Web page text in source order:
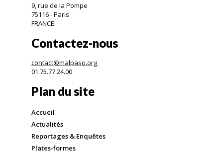
9, rue de la Pompe
75116 - Paris
FRANCE
Contactez-nous
contact@malpaso.org
01.75.77.24.00
Plan du site
Accueil
Actualités
Reportages & Enquêtes
Plates-formes